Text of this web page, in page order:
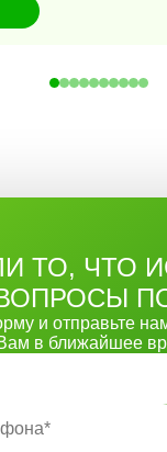
ТО, ЧТО
и отправьте
в ближайшее